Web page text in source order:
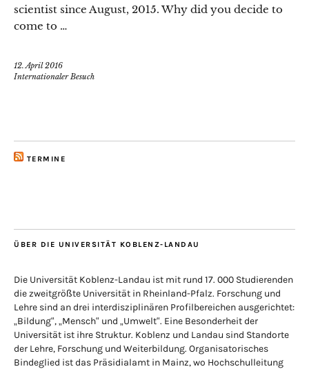
scientist since August, 2015. Why did you decide to
come to …
12. April 2016
Internationaler Besuch
TERMINE
ÜBER DIE UNIVERSITÄT KOBLENZ-LANDAU
Die Universität Koblenz-Landau ist mit rund 17. 000 Studierenden
die zweitgrößte Universität in Rheinland-Pfalz. Forschung und
Lehre sind an drei interdisziplinären Profilbereichen ausgerichtet:
„Bildung“, „Mensch“ und „Umwelt“. Eine Besonderheit der
Universität ist ihre Struktur. Koblenz und Landau sind Standorte
der Lehre, Forschung und Weiterbildung. Organisatorisches
Bindeglied ist das Präsidialamt in Mainz, wo Hochschulleitung